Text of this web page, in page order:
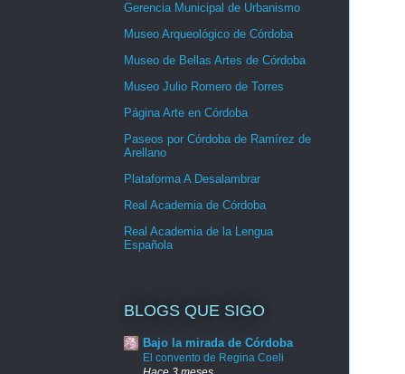
Gerencia Municipal de Urbanismo
Museo Arqueológico de Córdoba
Museo de Bellas Artes de Córdoba
Museo Julio Romero de Torres
Página Arte en Córdoba
Paseos por Córdoba de Ramírez de
Arellano
Plataforma A Desalambrar
Real Academia de Córdoba
Real Academia de la Lengua
Española
BLOGS QUE SIGO
Bajo la mirada de Córdoba
El convento de Regina Coeli